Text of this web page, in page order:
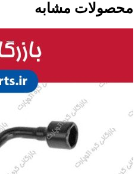
محصولات مشابه